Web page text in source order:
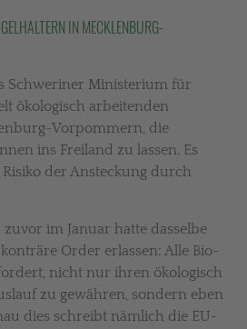
IN MECKLENBURG-
Schweriner Ministerium für
ökologisch arbeitenden
Vorpommern, die
ins Freiland zu lassen. Es
der Ansteckung durch
im Januar hatte dasselbe
Order erlassen: Alle Bio-
nicht nur ihren ökologisch
zu gewähren, sondern eben
dies schreibt nämlich die EU-